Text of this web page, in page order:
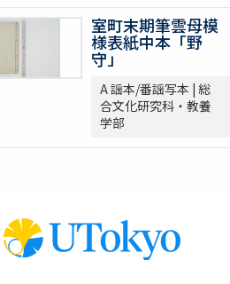
室町末期筆雲母模
様表紙中本「野
守」
A 謡本/番謡写本 | 総
合文化研究科・教養
学部